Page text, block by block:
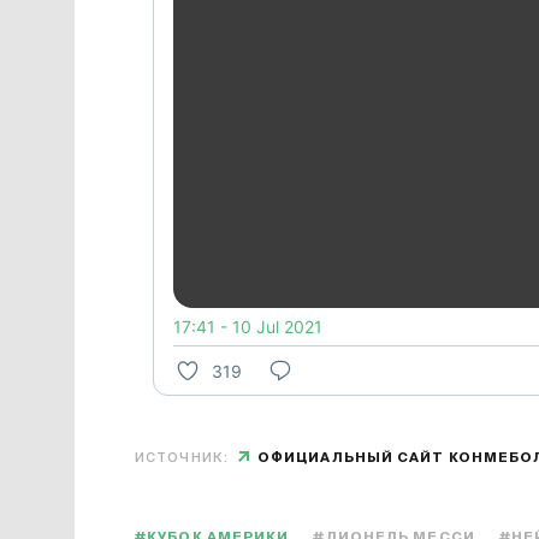
17:41 - 10 Jul 2021
319
ИСТОЧНИК: ОФИЦИАЛЬНЫЙ САЙТ КОНМЕБОЛ